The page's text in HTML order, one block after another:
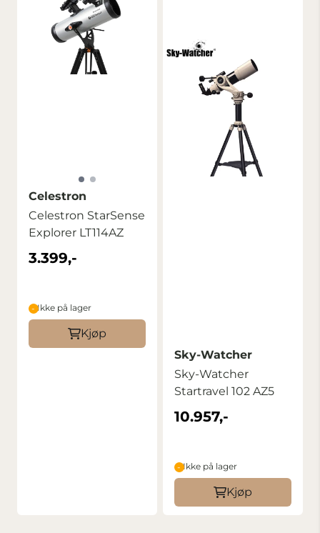
Celestron
Celestron StarSense
Explorer LT114AZ
3.399,-
Ikke på lager
Kjøp
Sky-Watcher
Sky-Watcher
Startravel 102 AZ5
10.957,-
Ikke på lager
Kjøp